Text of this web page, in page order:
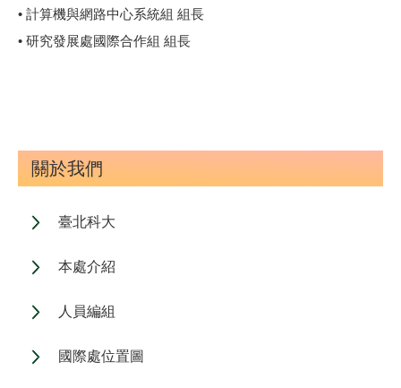
• 計算機與網路中心系統組 組長
• 研究發展處國際合作組 組長
關於我們
臺北科大
本處介紹
人員編組
國際處位置圖